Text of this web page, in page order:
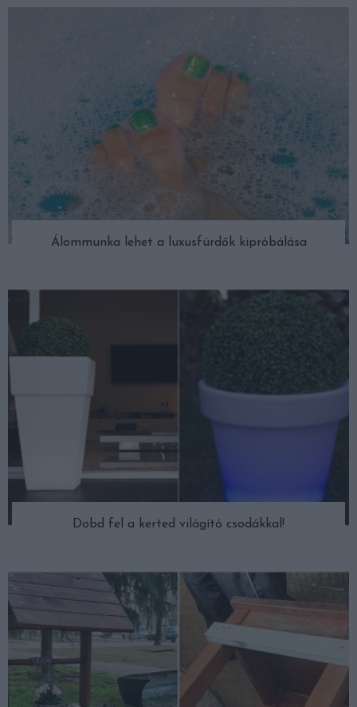
Álommunka lehet a luxusfürdők kipróbálása
Dobd fel a kerted világító csodákkal!